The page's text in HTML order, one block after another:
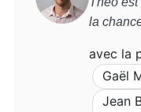
la
avec la
Gaël
Jean